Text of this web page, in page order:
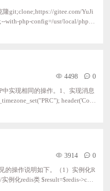
git;clone;https://gitee.com/YuJi
with-php-config=/usr/local/php7.
4498 0
实现相同的操作。1、实现消息
header('Cont
3914 0
的操作说明如下。（1）实例化R
例化redis类 $result=$redis->con